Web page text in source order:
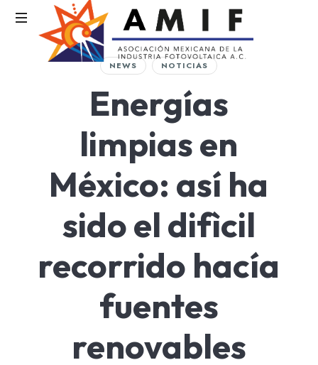
AMIF
NEWS NOTICIAS
Energías
limpias en
México: así ha
sido el difìcil
recorrido hacía
fuentes
renovables